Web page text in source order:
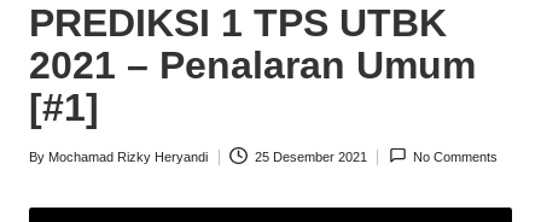
k
o
I
D
PREDIKSI 1 TPS UTBK
2021 – Penalaran Umum
[#1]
Posted
By Mochamad Rizky Heryandi 25 Desember 2021 No Comments